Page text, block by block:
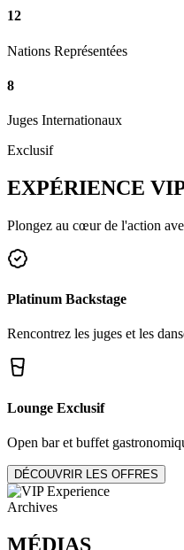
12
Nations Représentées
8
Juges Internationaux
Exclusif
EXPÉRIENCE
Plongez au cœur de l'action
Platinum Backstage
Rencontrez les juges et les
Lounge Exclusif
Open bar et buffet
DÉCOUVRIR LES OFFRES
Archives
MÉDIAS